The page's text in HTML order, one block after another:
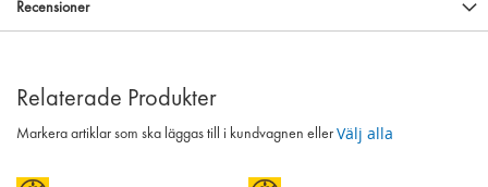
Recensioner
Relaterade Produkter
Markera artiklar som ska läggas till i kundvagnen eller Välj alla